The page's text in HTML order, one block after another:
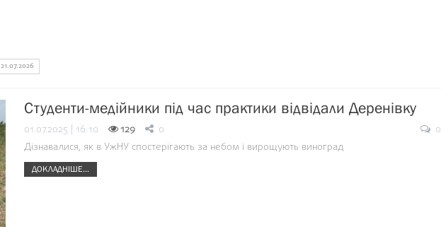
21.07.2026
Студенти-медійники під час практики відвідали Деренівку
01.07.2025 | 16:10 129 0
0
Дізнавалися, як в УжНУ спостерігають за небом і вирощують виноград
ДОКЛАДНІШЕ...